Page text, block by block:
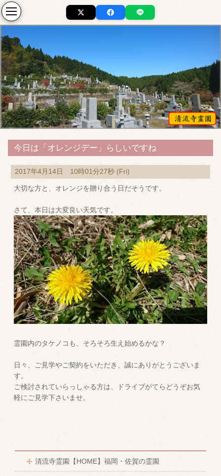
今日は「オレンジデー」らしいですね
2017年4月14日 10時01分27秒 (Fri)
大切な方と、オレンジを贈り合う日だそうです。
さて、本日は大変良い天気です。
霊園内のタケノコも、そろそろ生え始めるかな？
日々、ご見学やご契約をいただき、誠にありがとうございま
す。
ご検討されていらっしゃる方は、ドライブがてらどうぞお気
軽にご見学下さいませ。
清流寺霊園【HOME】福岡・佐賀の霊園